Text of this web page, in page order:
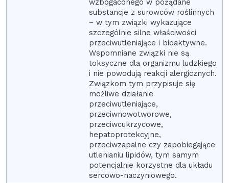
wzbogaconego w pożądane
substancje z surowców roślinnych
– w tym związki wykazujące
szczególnie silne właściwości
przeciwutleniające i bioaktywne.
Wspomniane związki nie są
toksyczne dla organizmu ludzkiego
i nie powodują reakcji alergicznych.
Związkom tym przypisuje się
możliwe działanie
przeciwutleniające,
przeciwnowotworowe,
przeciwcukrzycowe,
hepatoprotekcyjne,
przeciwzapalne czy zapobiegające
utlenianiu lipidów, tym samym
potencjalnie korzystne dla układu
sercowo-naczyniowego.